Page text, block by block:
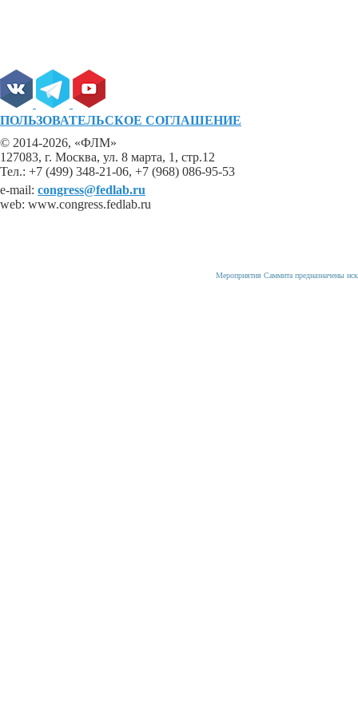
ПОЛЬЗОВАТЕЛЬСКОЕ СОГЛАШЕНИЕ
© 2014-2026, «ФЛМ»
127083, г. Москва, ул. 8 марта, 1, стр.12
Тел.: +7 (499) 348-21-06, +7 (968) 086-95-53
e-mail: congress@fedlab.ru
web: www.congress.fedlab.ru
Мероприятия Саммита предназначены